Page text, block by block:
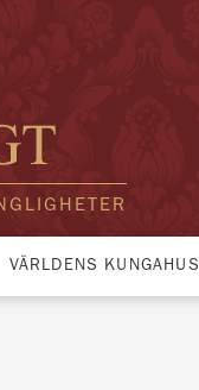
VÄRLDENS KUNGAHUS